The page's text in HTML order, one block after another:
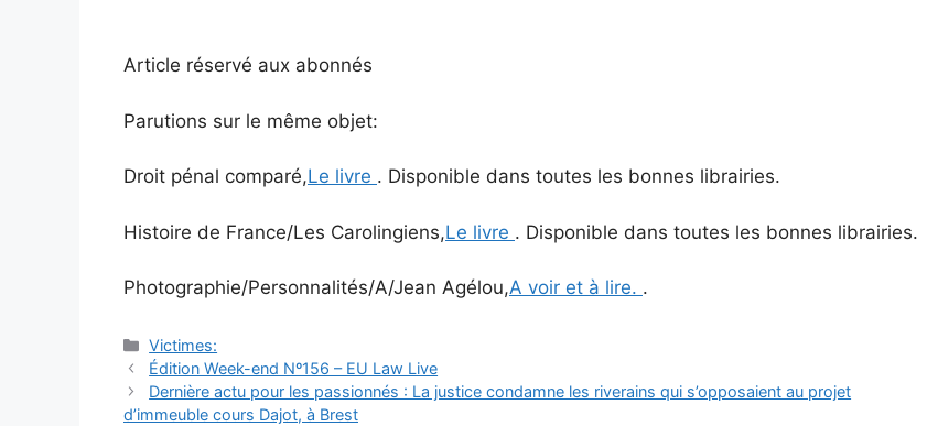
Article réservé aux abonnés
Parutions sur le même objet:
Droit pénal comparé,Le livre . Disponible dans toutes les bonnes librairies.
Histoire de France/Les Carolingiens,Le livre . Disponible dans toutes les bonnes librairies.
Photographie/Personnalités/A/Jean Agélou,A voir et à lire. .
Catégories
Victimes:
Navigation
des
articles
Édition Week-end Nº156 – EU Law Live
Dernière actu pour les passionnés : La justice condamne les riverains qui s’opposaient au projet
d’immeuble cours Dajot, à Brest